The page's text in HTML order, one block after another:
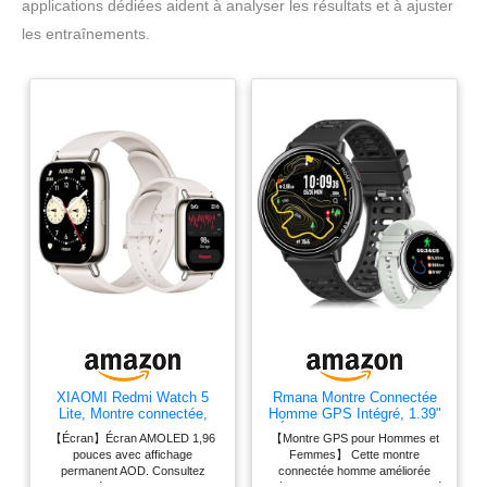
applications dédiées aident à analyser les résultats et à ajuster
les entraînements.
XIAOMI Redmi Watch 5
Lite, Montre connectée,
autonomie de 18 Jours,
Noir
【Écran】Écran AMOLED 1,96
pouces avec affichage
permanent AOD. Consultez
Rmana Montre Connectée
Homme GPS Intégré, 1.39"
Écran Tactile HD Montre
Connectée, Appels
Bluetooth, Modes Sportifs,
Fréquence Cardiaque,
【Montre GPS pour Hommes et
Femmes】 Cette montre
connectée homme améliorée